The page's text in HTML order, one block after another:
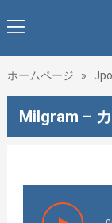
ホームページ »
Milgram –